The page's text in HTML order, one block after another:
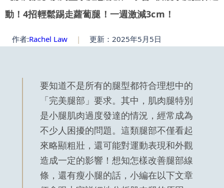
動！4招輕鬆踢走蘿蔔腿！一週激減3cm！
作者:Rachel Law | 更新：2025年5月5日
要知道不是所有的腿型都符合理想中的
「完美腿部」要求。其中，肌肉腿特別
是小腿肌肉過度發達的情況，經常成為
不少人困擾的問題。這類腿部不僅看起
來略顯粗壯，還可能對運動表現和外觀
造成一定的影響！想知怎樣改善腿部線
條，還有瘦小腿的話，小編在以下文章